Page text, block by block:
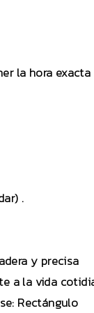
la hora exacta
.
y precisa
a la vida
Rectángulo